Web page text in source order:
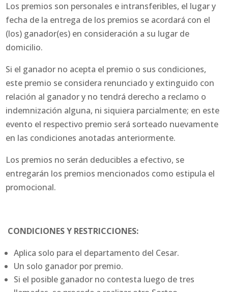
Los premios son personales e intransferibles, el lugar y
fecha de la entrega de los premios se acordará con el
(los) ganador(es) en consideración a su lugar de
domicilio.
Si el ganador no acepta el premio o sus condiciones,
este premio se considera renunciado y extinguido con
relación al ganador y no tendrá derecho a reclamo o
indemnización alguna, ni siquiera parcialmente; en este
evento el respectivo premio será sorteado nuevamente
en las condiciones anotadas anteriormente.
Los premios no serán deducibles a efectivo, se
entregarán los premios mencionados como estipula el
promocional.
CONDICIONES Y RESTRICCIONES:
Aplica solo para el departamento del Cesar.
Un solo ganador por premio.
Si el posible ganador no contesta luego de tres